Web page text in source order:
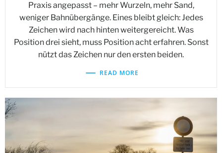
Praxis angepasst – mehr Wurzeln, mehr Sand,
weniger Bahnübergänge. Eines bleibt gleich: Jedes
Zeichen wird nach hinten weitergereicht. Was
Position drei sieht, muss Position acht erfahren. Sonst
nützt das Zeichen nur den ersten beiden.
READ MORE